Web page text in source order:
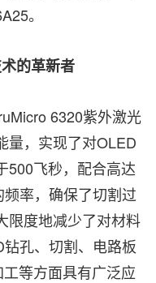
。
的革新者
6320紫外激光
量，实现了对OLED
500飞秒，配合高达
率，确保了切割过
限度地减少了对材料
孔、切割、电路板
等方面具有广泛应